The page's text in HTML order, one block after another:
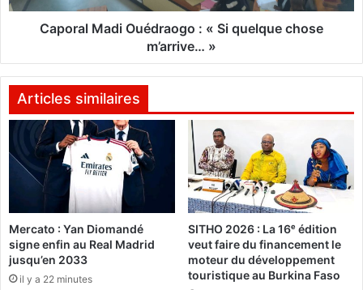
p
n
a
a
g
e
n
t
a
O
u
d
a
o
:
«
S
i
Caporal Madi Ouédraogo : « Si quelque chose
m’arrive… »
Articles similaires
Mercato : Yan Diomandé
signe enfin au Real Madrid
jusqu’en 2033
il y a 22 minutes
SITHO 2026 : La 16ᵉ édition
veut faire du financement le
moteur du développement
touristique au Burkina Faso